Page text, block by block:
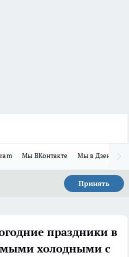
Мы ВКонтакте Мы в Дзене
Принять
праздники в
холодными с